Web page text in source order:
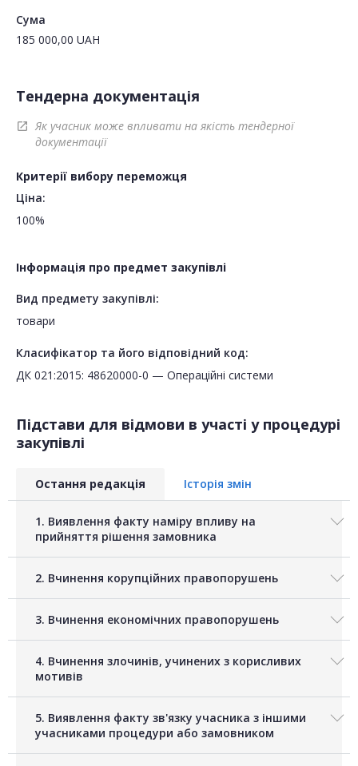
Сума
185 000,00 UAH
Тендерна документація
open_in_new
Як учасник може впливати на якість тендерної
документації
Критерії вибору переможця
Ціна:
100%
Інформація про предмет закупівлі
Вид предмету закупівлі:
товари
Класифікатор та його відповідний код:
ДК 021:2015: 48620000-0 — Операційні системи
Підстави для відмови в участі у процедурі
закупівлі
Остання редакція Історія змін
1. Виявлення факту наміру впливу на
прийняття рішення замовника
2. Вчинення корупційних правопорушень
3. Вчинення економічних правопорушень
4. Вчинення злочинів, учинених з корисливих
мотивів
5. Виявлення факту зв'язку учасника з іншими
учасниками процедури або замовником